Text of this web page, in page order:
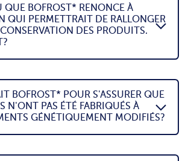
QUE BOFROST* RENONCE À
QUI PERMETTRAIT DE RALLONGER
DES PRODUITS.
BOFROST* POUR S'ASSURER QUE
N'ONT PAS ÉTÉ FABRIQUÉS À
GÉNÉTIQUEMENT MODIFIÉS?